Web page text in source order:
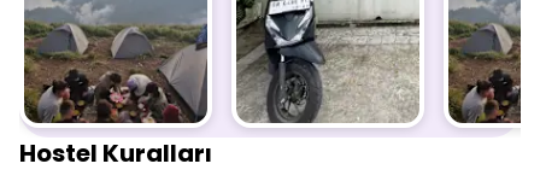
Lala Salama ailesine hoş geldiniz! (Auto-translated from
original language)
Hostel Kuralları